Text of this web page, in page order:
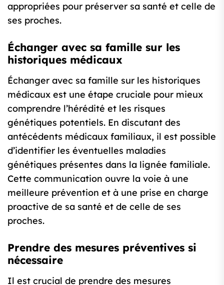
appropriées pour préserver sa santé et celle de
ses proches.
Échanger avec sa famille sur les
historiques médicaux
Échanger avec sa famille sur les historiques
médicaux est une étape cruciale pour mieux
comprendre l’hérédité et les risques
génétiques potentiels. En discutant des
antécédents médicaux familiaux, il est possible
d’identifier les éventuelles maladies
génétiques présentes dans la lignée familiale.
Cette communication ouvre la voie à une
meilleure prévention et à une prise en charge
proactive de sa santé et de celle de ses
proches.
Prendre des mesures préventives si
nécessaire
Il est crucial de prendre des mesures